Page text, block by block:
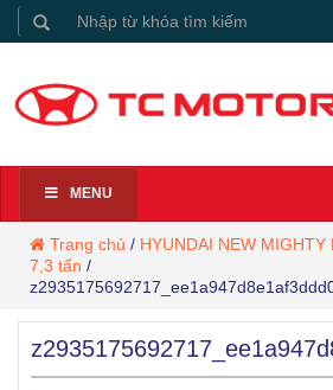
MENU
Trang chủ / HYUNDAI NEW
7,3 tấn /